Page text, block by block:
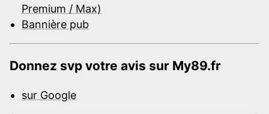
Premium / Max)
Bannière pub
Donnez svp votre avis sur My89.fr
sur Google